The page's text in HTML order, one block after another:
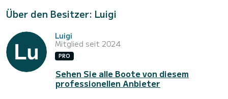
Über den Besitzer: Luigi
Luigi
Mitglied seit 2024
PRO
Sehen Sie alle Boote von diesem
professionellen Anbieter